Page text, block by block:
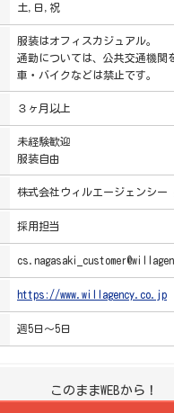
土,日,祝
服装はオフィスカジュアル。
通勤については、公共交通機関
車・バイクなどは禁止です。
３ヶ月以上
未経験歓迎
服装自由
株式会社ウィルエージェンシー
採用担当
https://www.willagency.co.jp
週5日～5日
このままWEBから！